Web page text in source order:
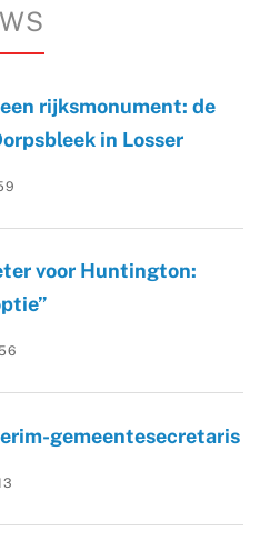
rijksmonument: de
in Losser
voor Huntington:
gemeentesecretaris